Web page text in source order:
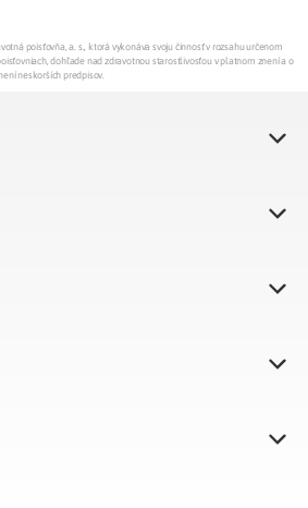
poisťovňa, a. s., ktorá vykonáva svoju činnosť v rozsahu určenom
dohľade nad zdravotnou starostlivosťou v platnom znení a o
neskorších predpisov.